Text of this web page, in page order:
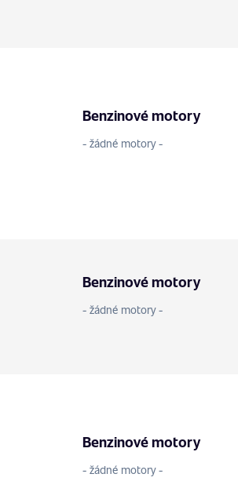
Benzinové motory
- žádné motory -
Benzinové motory
- žádné motory -
Benzinové motory
- žádné motory -